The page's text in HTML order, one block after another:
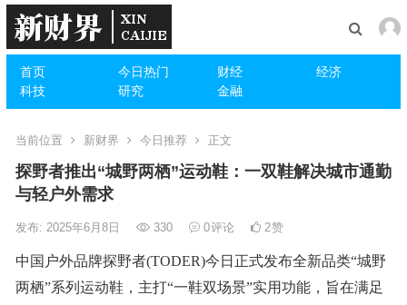
首页 今日热门 财经
经济
科技
研究 金融
当前位置 新财界 今日推荐 正文
探野者推出“城野两栖”运动鞋：一双鞋解决城市通勤
与轻户外需求
发布: 2025年6月8日 330 0评论 2赞
中国户外品牌探野者(TODER)今日正式发布全新品类“城野
两栖”系列运动鞋，主打“一鞋双场景”实用功能，旨在满足